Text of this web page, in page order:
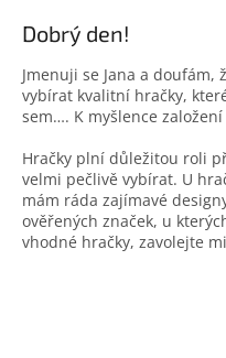
Dobrý den!
Jmenuji se Jana a doufám,
vybírat kvalitní hračky,
sem…. K myšlence
Hračky plní důležitou roli
velmi pečlivě vybírat. U
mám ráda zajímavé
ověřených značek, u
vhodné hračky, zavolejte